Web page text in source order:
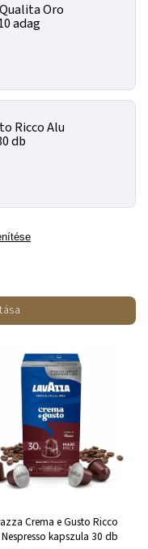
Oro
adag
Ricco Alu
db
Crema e Gusto Ricco
kapszula 30 db